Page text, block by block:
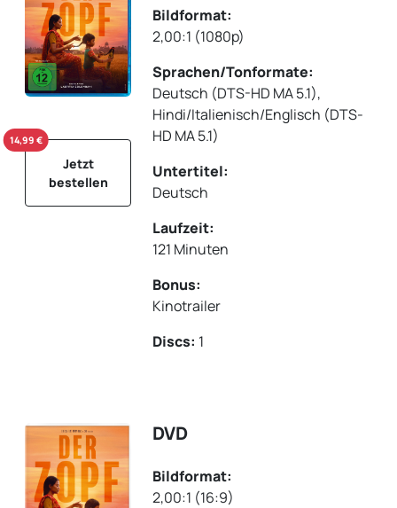
Jetzt
bestellen
14,99 €
Bildformat:
2,00:1 (1080p)
Sprachen/Tonformate:
Deutsch (DTS-HD MA 5.1),
Hindi/Italienisch/Englisch (DTS-
HD MA 5.1)
Untertitel:
Deutsch
Laufzeit:
121 Minuten
Bonus:
Kinotrailer
Discs: 1
DVD
Bildformat:
2,00:1 (16:9)